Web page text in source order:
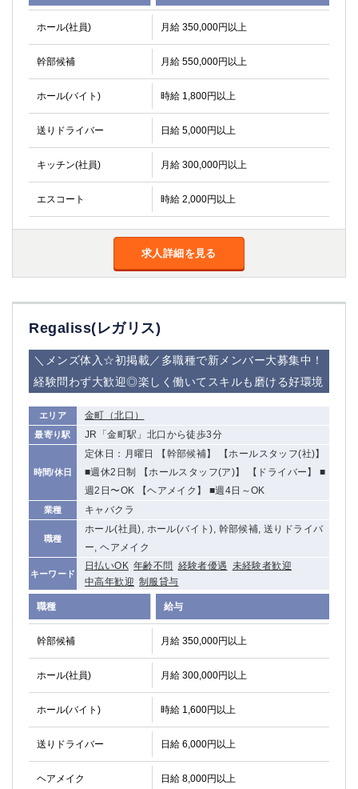
ホール(社員) 月給 350,000円以上
幹部候補 月給 550,000円以上
ホール(バイト) 時給 1,800円以上
送りドライバー 日給 5,000円以上
キッチン(社員) 月給 300,000円以上
エスコート 時給 2,000円以上
求人詳細を見る
Regaliss(レガリス)
＼メンズ体入☆初掲載／多職種で新メンバー大募集中！
経験問わず大歓迎◎楽しく働いてスキルも磨ける好環境
エリア 金町（北口）
最寄り駅 JR「金町駅」北口から徒歩3分
時間/休日
定休日：月曜日 【幹部候補】 【ホールスタッフ(社)】
■週休2日制 【ホールスタッフ(ア)】 【ドライバー】 ■
週2日〜OK 【ヘアメイク】 ■週4日～OK
業種 キャバクラ
職種
ホール(社員), ホール(バイト), 幹部候補, 送りドライバ
ー, ヘアメイク
キーワード
日払いOK 年齢不問 経験者優遇 未経験者歓迎
中高年歓迎 制服貸与
職種 給与
幹部候補 月給 350,000円以上
ホール(社員) 月給 300,000円以上
ホール(バイト) 時給 1,600円以上
送りドライバー 日給 6,000円以上
ヘアメイク 日給 8,000円以上
群馬県
該当求人 0件 選択した内容で設定